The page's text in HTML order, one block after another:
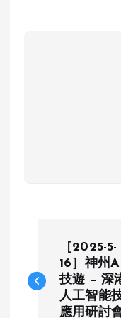
o
［2025-5-
16］神州
技遊 – 深
人工智能
應用研討